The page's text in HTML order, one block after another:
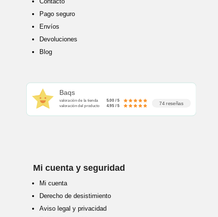
Pago seguro
Envíos
Devoluciones
Blog
Baqs
valoración de la tienda
5.00 / 5
valoración del producto
4.95 / 5 74 reseñas
Mi cuenta y seguridad
Mi cuenta
Derecho de desistimiento
Aviso legal y privacidad